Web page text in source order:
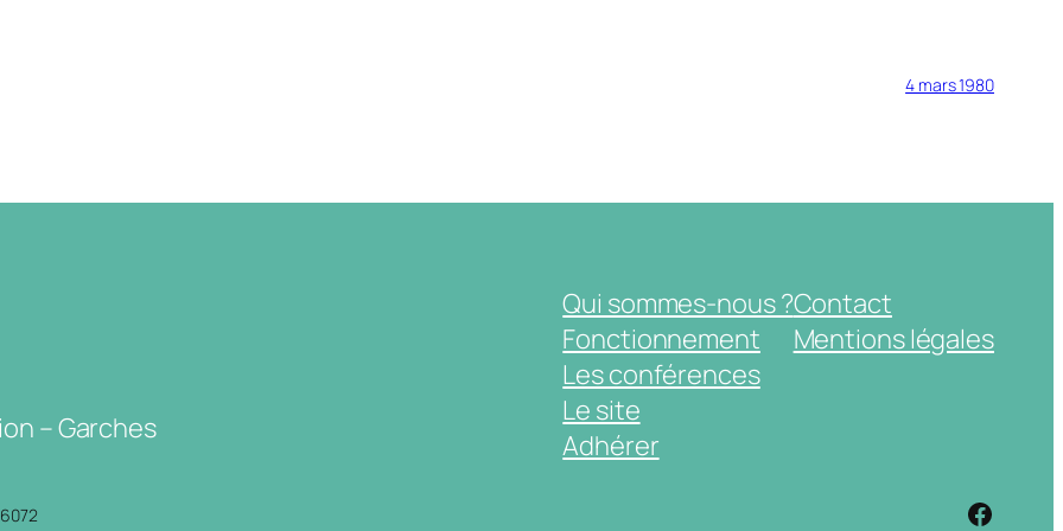
4 mars 1980
– Garches
Qui sommes-nous ?
Fonctionnement
Les conférences
Le site
Adhérer
Contact
Mentions légales